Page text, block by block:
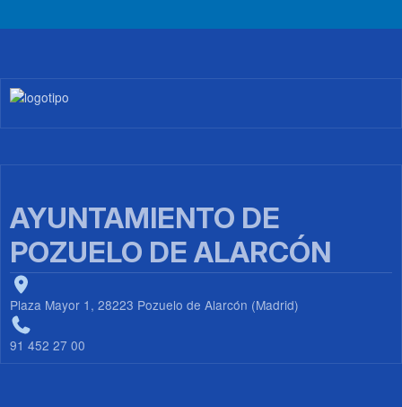
Imagen
AYUNTAMIENTO DE
POZUELO DE ALARCÓN
Plaza Mayor 1, 28223 Pozuelo de Alarcón (Madrid)
91 452 27 00